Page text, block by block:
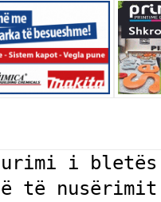
i bletës -
të